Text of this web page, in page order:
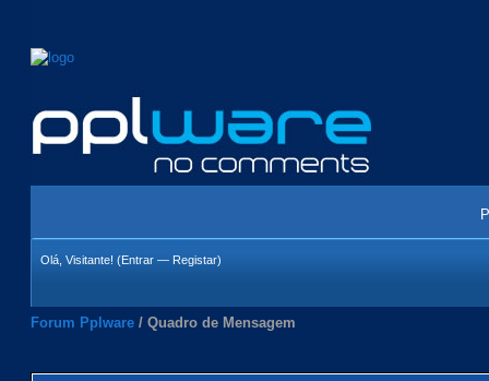
Olá, Visitante! (Entrar — Registar)
Forum Pplware / Quadro de Mensagem